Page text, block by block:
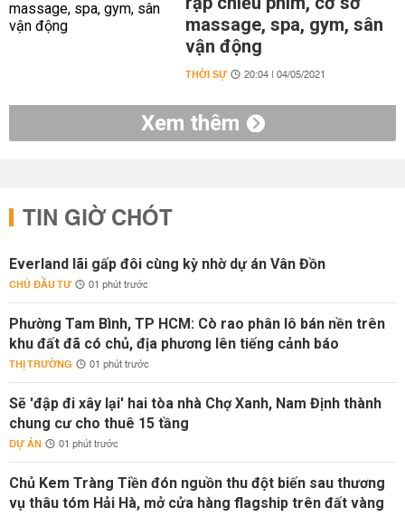
massage, spa, gym, sân
vận động
THỜI SỰ 20:04 | 04/05/2021
Xem thêm
TIN GIỜ CHÓT
Everland lãi gấp đôi cùng kỳ nhờ dự án Vân Đồn
CHỦ ĐẦU TƯ 01 phút trước
Phường Tam Bình, TP HCM: Cò rao phân lô bán nền trên
khu đất đã có chủ, địa phương lên tiếng cảnh báo
THỊ TRƯỜNG 01 phút trước
Sẽ 'đập đi xây lại' hai tòa nhà Chợ Xanh, Nam Định thành
chung cư cho thuê 15 tầng
DỰ ÁN 01 phút trước
Chủ Kem Tràng Tiền đón nguồn thu đột biến sau thương
vụ thâu tóm Hải Hà, mở cửa hàng flagship trên đất vàng